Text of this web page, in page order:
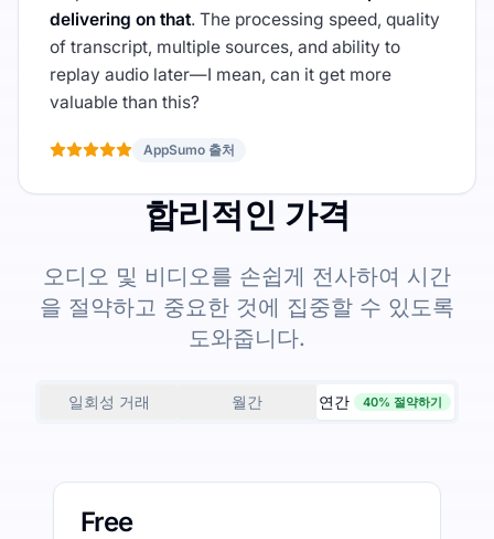
delivering on that. The processing speed, quality
of transcript, multiple sources, and ability to
replay audio later—I mean, can it get more
valuable than this?
AppSumo 출처
합리적인 가격
오디오 및 비디오를 손쉽게 전사하여 시간
을 절약하고 중요한 것에 집중할 수 있도록
도와줍니다.
일회성 거래 월간 연간 40% 절약하기
Free